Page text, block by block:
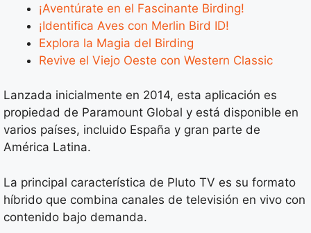
¡Aventúrate en el Fascinante Birding!
¡Identifica Aves con Merlin Bird ID!
Explora la Magia del Birding
Revive el Viejo Oeste con Western Classic
Lanzada inicialmente en 2014, esta aplicación es
propiedad de Paramount Global y está disponible en
varios países, incluido España y gran parte de
América Latina.
La principal característica de Pluto TV es su formato
híbrido que combina canales de televisión en vivo con
contenido bajo demanda.